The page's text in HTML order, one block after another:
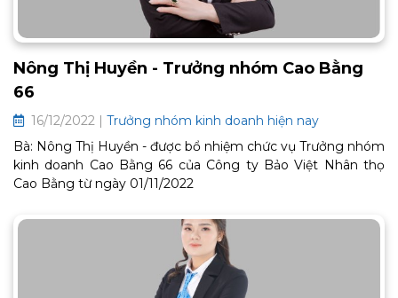
Nông Thị Huyền - Trưởng nhóm Cao Bằng
66
16/12/2022 | Trưởng nhóm kinh doanh hiện nay
Bà: Nông Thị Huyền - được bổ nhiệm chức vụ Trưởng nhóm
kinh doanh Cao Bằng 66 của Công ty Bảo Việt Nhân thọ
Cao Bằng từ ngày 01/11/2022